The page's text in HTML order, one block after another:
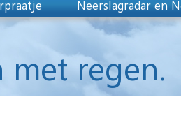
Neerslagradar en
met regen.